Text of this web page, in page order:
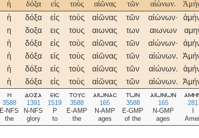
ἡ δόξα εἰς τοὺς αἰῶνας τῶν αἰώνων.
ἡ δόξα εἰς τοὺς αἰῶνας τῶν αἰώνων·
η δοξα εις τους αιωνας των αιωνων
ἡ δόξα εἰς τοὺς αἰῶνας τῶν αἰώνων·
ἡ δόξα εἰς τοὺς αἰῶνας τῶν αἰώνων.
ἡ δόξα εἰς τοὺς αἰῶνας τῶν αἰώνων.
ἡ δόξα εἰς τοὺς αἰῶνας τῶν αἰώνων.
η
3588
E-NFS
the
δοξα
1391
N-NFS
glory
εισ
1519
P
to
τουσ
3588
E-AMP
the
αιωνασ
165
N-AMP
ages
των
3588
E-GMP
of the
αιωνων
165
N-GMP
ages
281